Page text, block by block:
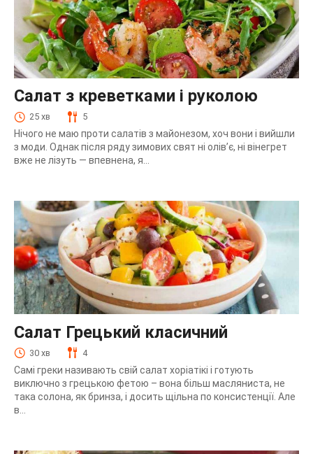
Салат з креветками і руколою
25 хв 5
Нічого не маю проти салатів з майонезом, хоч вони і вийшли
з моди. Однак після ряду зимових свят ні олів’є, ні вінегрет
вже не лізуть — впевнена, я...
Салат Грецький класичний
30 хв 4
Самі греки називають свій салат хоріатікі і готують
виключно з грецькою фетою – вона більш масляниста, не
така солона, як бринза, і досить щільна по консистенції. Але
в...